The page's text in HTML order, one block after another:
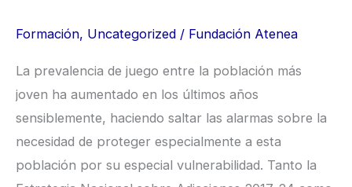
Formación, Uncategorized / Fundación Atenea
La prevalencia de juego entre la población más
joven ha aumentado en los últimos años
sensiblemente, haciendo saltar las alarmas sobre la
necesidad de proteger especialmente a esta
población por su especial vulnerabilidad. Tanto la